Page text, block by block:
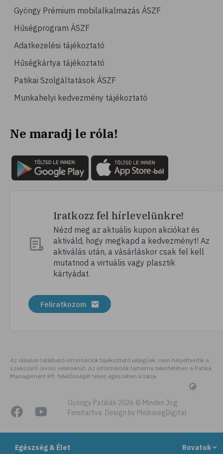
Egészség & Élet Rovatok
# hátfájás
# gerinc
# vérnyomáscsökkentés
# nátha
# megfázás
# fertőző betegségek
# köhögés
# orrfolyás
# immunrendszer
# immunerősítés
# szellőztetés
# kézmosás
# szépségápolás
# izlandi zuzmó
# szemirritáció
# emésztőrendszer
# emésztési zavarok
# puffadás
# gyomorégés
Gyöngy Prémium mobilalkalmazás ÁSZF
Hűségprogram ÁSZF
Adatkezelési tájékoztató
Hűségkártya tájékoztató
Patikai Szolgáltatások ÁSZF
Munkahelyi kedvezmény tájékoztató
Ne maradj le róla!
Iratkozz fel hírlevelünkre!
Nézd meg az aktuális kupon akciókat és
aktiváld, hogy megkapd a kedvezményt! Az
aktiválás után, a vásárláskor csak fel kell
mutatnod a virtuális vagy plasztik
kártyádat.
Feliratkozom
Az oldalon található információk tájékoztató jellegűek, nem helyettesítik a
szakszerű orvosi véleményt. Az információk tartalma tekintetében a Patika
Management Kft. felelősségét teljes egészében kizárja
Gyöngy Patikák 2026 © Minden Jog
Fenntartva. Design by MelkwegDigital